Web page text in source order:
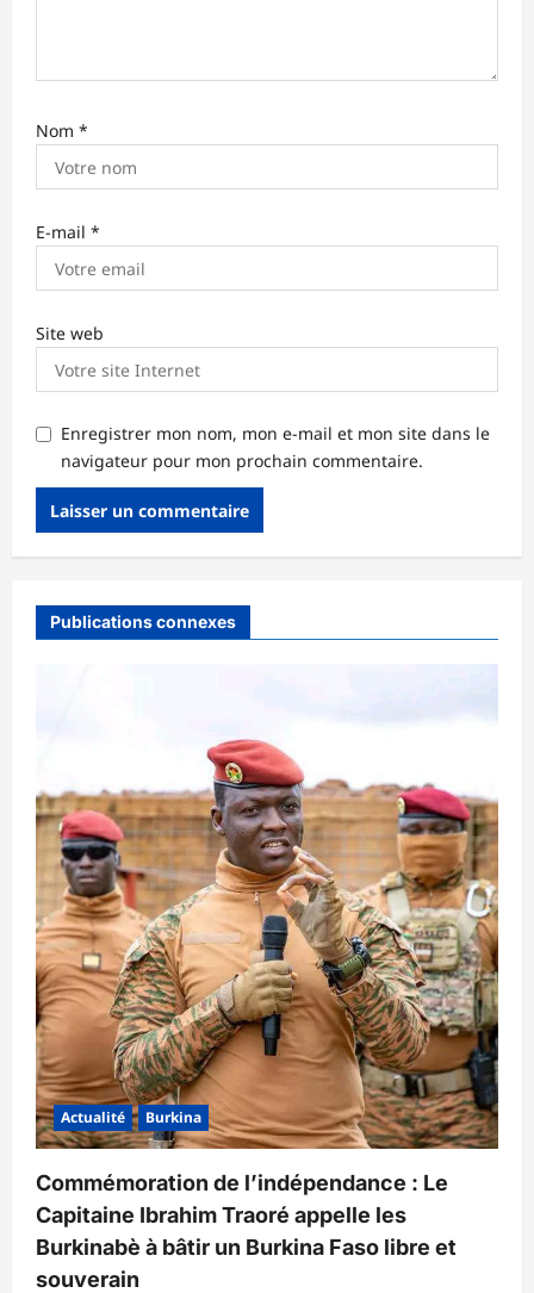
Nom *
E-mail *
Site web
Enregistrer mon nom, mon e-mail et mon site dans le
navigateur pour mon prochain commentaire.
Publications connexes
Actualité Burkina
Commémoration de l’indépendance : Le
Capitaine Ibrahim Traoré appelle les
Burkinabè à bâtir un Burkina Faso libre et
souverain